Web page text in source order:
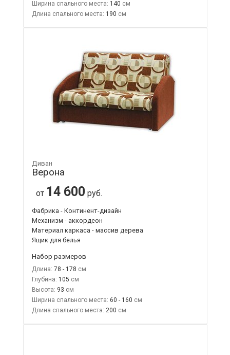
Ширина спального места: 140
Длина спального места: 190
Диван
Верона
от 14 600 руб.
Фабрика - Континент-дизайн
Механизм - аккордеон
Материал каркаса - массив дерева
Ящик для белья
Набор размеров
Длина: 78 - 178
Глубина: 105
Высота: 93
Ширина спального места: 60 - 160
Длина спального места: 200